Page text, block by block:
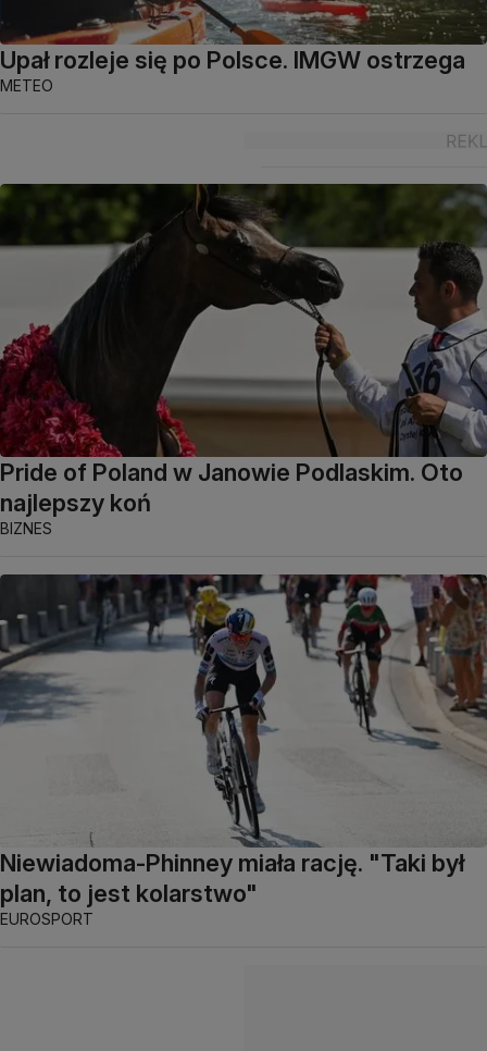
Upał rozleje się po Polsce. IMGW ostrzega
METEO
Pride of Poland w Janowie Podlaskim. Oto
najlepszy koń
BIZNES
Niewiadoma-Phinney miała rację. "Taki był
plan, to jest kolarstwo"
EUROSPORT